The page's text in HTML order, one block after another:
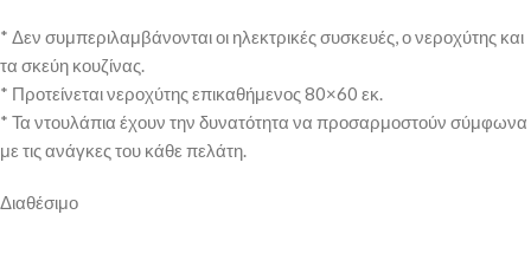
* Δεν συμπεριλαμβάνονται οι ηλεκτρικές συσκευές, ο νεροχύτης και
τα σκεύη κουζίνας.
* Προτείνεται νεροχύτης επικαθήμενος 80×60 εκ.
* Τα ντουλάπια έχουν την δυνατότητα να προσαρμοστούν σύμφωνα
με τις ανάγκες του κάθε πελάτη.
Διαθέσιμο